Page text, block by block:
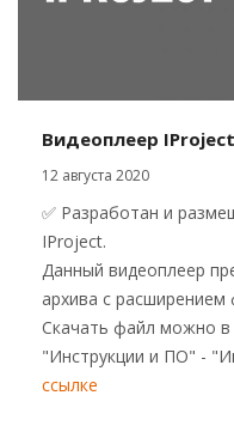
Видеоплеер IProject
12 августа 2020
✅ Разработан и
IProject.
Данный видеоплеер
архива с
Скачать файл можно в
"Инструкции и ПО" -
ссылке